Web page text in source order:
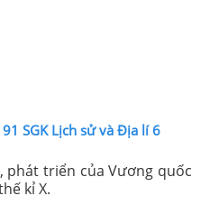
SGK Lịch sử và Địa lí 6
triển của Vương quốc
kỉ X.